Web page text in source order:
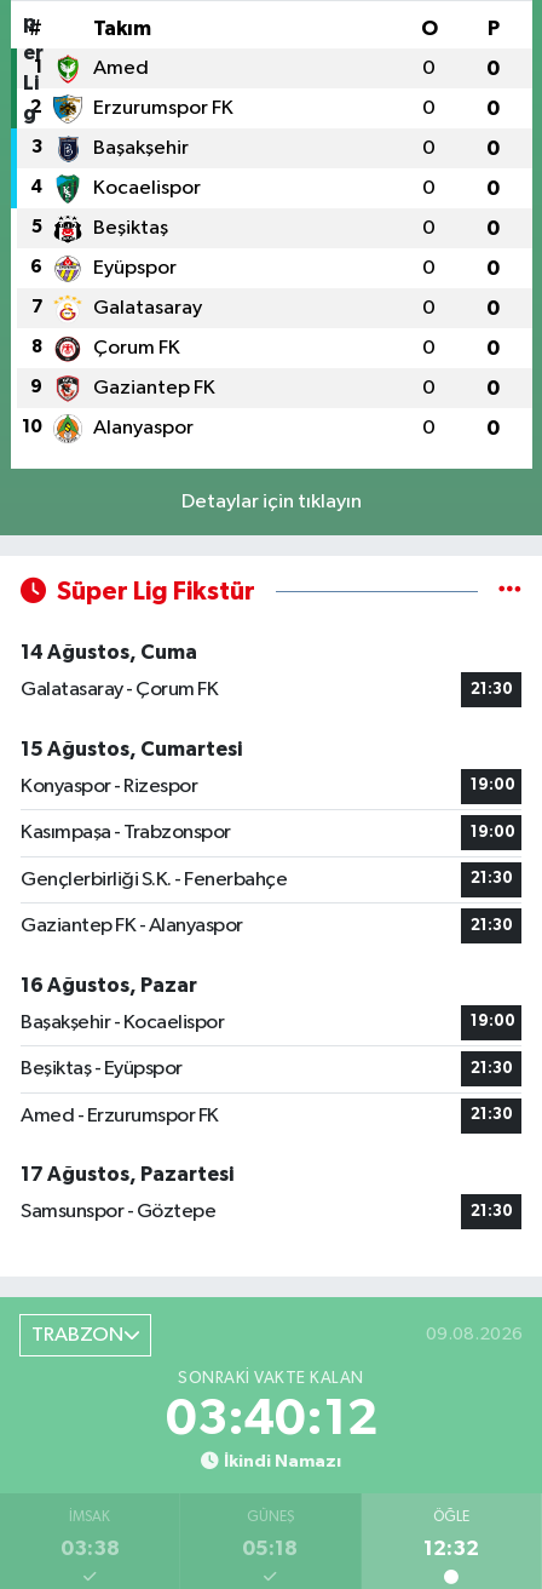
# Takım O P
1 Amed 0 0
2 Erzurumspor FK 0 0
3 Başakşehir 0 0
4 Kocaelispor 0 0
5 Beşiktaş 0 0
6 Eyüpspor 0 0
7 Galatasaray 0 0
8 Çorum FK 0 0
9 Gaziantep FK 0 0
10 Alanyaspor 0 0
Detaylar için tıklayın
Süper Lig Fikstür
14 Ağustos, Cuma
Galatasaray - Çorum FK
21:30
15 Ağustos, Cumartesi
Konyaspor - Rizespor
19:00
Kasımpaşa - Trabzonspor 19:00
Gençlerbirliği S.K. - Fenerbahçe 21:30
Gaziantep FK - Alanyaspor 21:30
16 Ağustos, Pazar
Başakşehir - Kocaelispor
19:00
Beşiktaş - Eyüpspor 21:30
Amed - Erzurumspor FK 21:30
17 Ağustos, Pazartesi
Samsunspor - Göztepe
21:30
TRABZON 09.08.2026
SONRAKI VAKTE KALAN
03:40:12
İkindi Namazı
İMSAK
03:38
GÜNEŞ
05:18
ÖĞLE
12:32